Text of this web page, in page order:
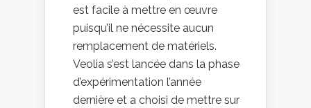
est facile à mettre en œuvre
puisqu’il ne nécessite aucun
remplacement de matériels.
Veolia s’est lancée dans la phase
d’expérimentation l’année
dernière et a choisi de mettre sur